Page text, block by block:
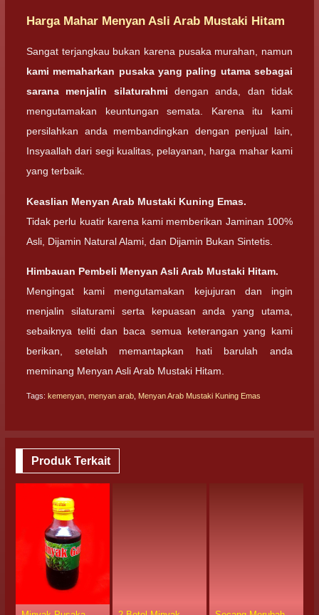
Harga Mahar Menyan Asli Arab Mustaki Hitam
Sangat terjangkau bukan karena pusaka murahan, namun
kami memaharkan pusaka yang paling utama sebagai
sarana menjalin silaturahmi dengan anda, dan tidak
mengutamakan keuntungan semata. Karena itu kami
persilahkan anda membandingkan dengan penjual lain,
Insyaallah dari segi kualitas, pelayanan, harga mahar kami
yang terbaik.
Keaslian Menyan Arab Mustaki Kuning Emas.
Tidak perlu kuatir karena kami memberikan Jaminan 100%
Asli, Dijamin Natural Alami, dan Dijamin Bukan Sintetis.
Himbauan Pembeli Menyan Asli Arab Mustaki Hitam.
Mengingat kami mengutamakan kejujuran dan ingin
menjalin silaturami serta kepuasan anda yang utama,
sebaiknya teliti dan baca semua keterangan yang kami
berikan, setelah memantapkan hati barulah anda
meminang Menyan Asli Arab Mustaki Hitam.
Tags: kemenyan menyan arab Menyan Arab Mustaki Kuning Emas
Produk Terkait